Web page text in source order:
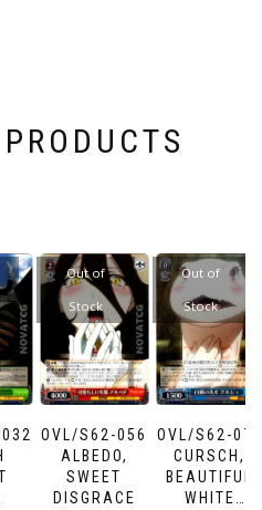
OVL/S62-056
ALBEDO,
SWEET
DISGRACE
Out of
Stock
OVL/S62-079
CURSCH,
BEAUTIFUL
WHITE
Out of
Stock